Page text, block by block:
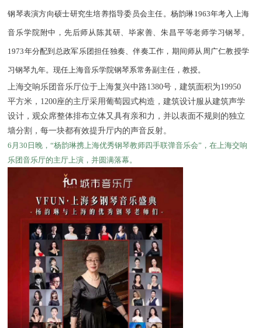
钢琴表演方向硕士研究生培养指导委员会主任。杨韵琳1963年考入上海
音乐学院附中，先后师从陈其研、毕家善、朱昌平等老师学习钢琴。
1973年分配到总政军乐团担任独奏、伴奏工作，期间师从周广仁教授学
习钢琴九年。现任上海音乐学院钢琴系常务副主任，教授。
上海交响乐团音乐厅位于上海复兴中路1380号，建筑面积为19950
平方米，1200座的主厅采用葡萄园式构造，建筑设计服从建筑声学
设计，观众席整体排布立体又具有亲和力，并以表面不规则的独立
墙分割，每一块都有效提升厅内的声音反射。
6 月30日晚，“杨韵琳携上海优秀钢琴教师四手联弹音乐会”，在上海交响
乐团音乐厅的主厅上演，并圆满落幕。